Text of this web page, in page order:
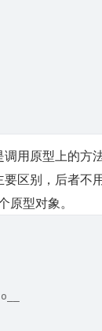
用原型上的方
区别，后者不
型对象。